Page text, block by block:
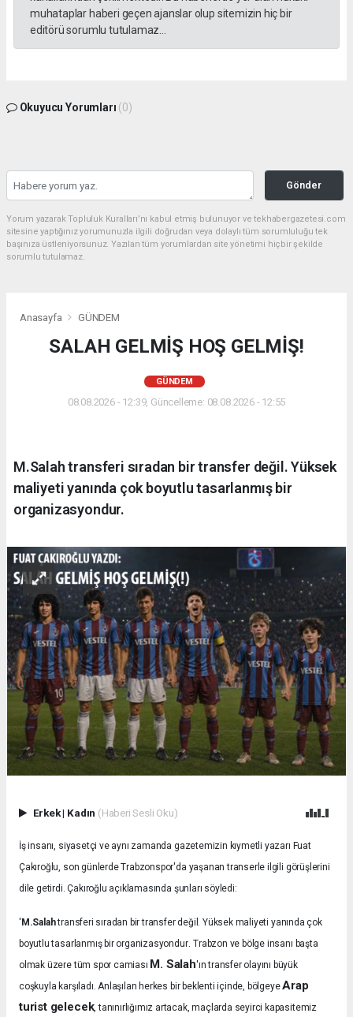
muhataplar haberi geçen ajanslar olup sitemizin hiç bir
editörü sorumlu tutulamaz...
Okuyucu Yorumları (0)
Gönder
Yorum yazarak Topluluk Kuralları’nı kabul etmiş bulunuyor ve tekhabergazetesi.com
sitesine yaptığınız yorumunuzla ilgili doğrudan veya dolaylı tüm sorumluluğu tek
başınıza üstleniyorsunuz. Yazılan tüm yorumlardan site yönetimi hiçbir şekilde
sorumlu tutulamaz.
Anasayfa GÜNDEM
SALAH GELMİŞ HOŞ GELMİŞ!
GÜNDEM
08.08.2026 - 12:39, Güncelleme: 08.08.2026 - 12:55
M.Salah transferi sıradan bir transfer değil. Yüksek
maliyeti yanında çok boyutlu tasarlanmış bir
organizasyondur.
Erkek| Kadın (Haberi Sesli Oku)
İş insanı, siyasetçi ve aynı zamanda gazetemizin kıymetli yazarı Fuat
Çakıroğlu, son günlerde Trabzonspor'da yaşanan transerle ilgili görüşlerini
dile getirdi. Çakıroğlu açıklamasında şunları söyledi:
' M.Salahtransferi sıradan bir transfer değil. Yüksek maliyeti yanında çok
boyutlu tasarlanmış bir organizasyondur.Trabzon ve bölge insanı başta
olmak üzere tüm spor camiası M. Salah'ın transfer olayını büyük
coşkuyla karşıladı.Anlaşılan herkes bir beklenti içinde, bölgeyeArap
turist gelecek, tanınırlığımız artacak, maçlarda seyirci kapasitemiz